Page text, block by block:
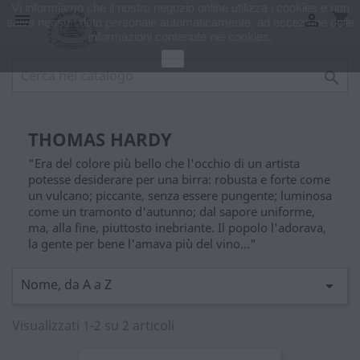
 shopping_cart


THOMAS HARDY
"Era del colore più bello che l'occhio di un artista
potesse desiderare per una birra: robusta e forte come
un vulcano; piccante, senza essere pungente; luminosa
come un tramonto d'autunno; dal sapore uniforme,
ma, alla fine, piuttosto inebriante. Il popolo l'adorava,
la gente per bene l'amava più del vino..."
Nome, da A a Z 
Visualizzati 1-2 su 2 articoli
salva nessun dato personale automaticamente, ad eccezione delle
informazioni contenute nei cookies.